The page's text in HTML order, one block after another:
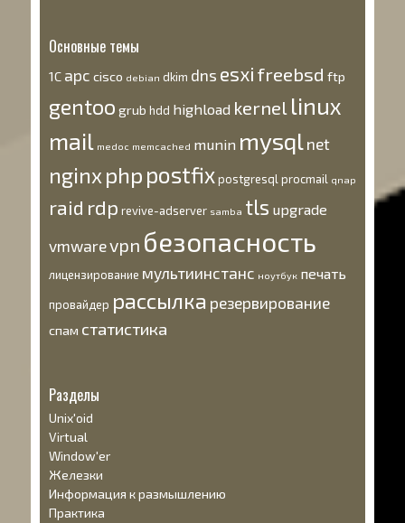
Основные темы
1С apc cisco debian dkim dns esxi freebsd ftp
gentoo grub hdd highload kernel linux
mail medoc memcached munin mysql net
nginx php postfixpostgresql procmail qnap
raid rdp revive-adserver samba tls upgrade
vmwarevpn безопасность
лицензирование мультиинстанс ноутбук печать
провайдер рассылка резервирование
спам статистика
Разделы
Unix'oid
Virtual
Window'er
Железки
Информация к размышлению
Практика